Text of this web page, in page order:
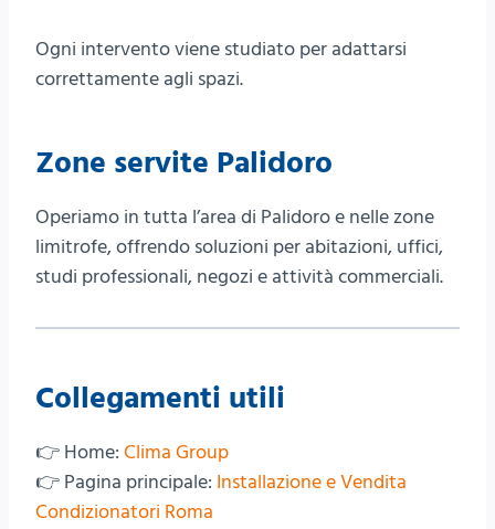
Ogni intervento viene studiato per adattarsi
correttamente agli spazi.
Zone servite Palidoro
Operiamo in tutta l’area di Palidoro e nelle zone
limitrofe, offrendo soluzioni per abitazioni, uffici,
studi professionali, negozi e attività commerciali.
Collegamenti utili
👉 Home: Clima Group
👉 Pagina principale: Installazione e Vendita
Condizionatori Roma